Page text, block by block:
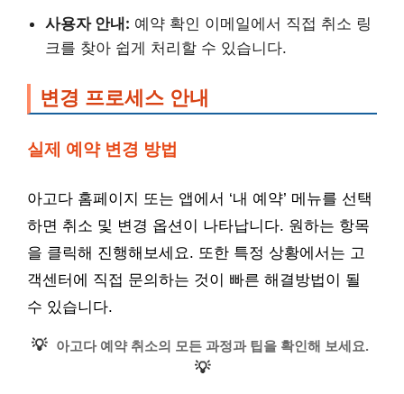
사용자 안내: 예약 확인 이메일에서 직접 취소 링
크를 찾아 쉽게 처리할 수 있습니다.
변경 프로세스 안내
실제 예약 변경 방법
아고다 홈페이지 또는 앱에서 ‘내 예약’ 메뉴를 선택
하면 취소 및 변경 옵션이 나타납니다. 원하는 항목
을 클릭해 진행해보세요. 또한 특정 상황에서는 고
객센터에 직접 문의하는 것이 빠른 해결방법이 될
수 있습니다.
💡 아고다 예약 취소의 모든 과정과 팁을 확인해 보세요.
💡